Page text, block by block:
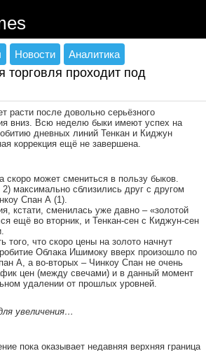
Новости Аналитика
торговля проходит под
расти после довольно серьёзного
вниз. Всю неделю быки имеют успех на
дневных линий Тенкан и Киджун
коррекция ещё не завершена.
скоро может смениться в пользу быков.
максимально сблизились друг с другом
Спан А (1).
кстати, сменилась уже давно – «золотой
ещё во вторник, и Тенкан-сен с Киджун-сен
того, что скоро цены на золото начнут
Облака Ишимоку вверх произошло по
А, а во-вторых – Чинкоу Спан не очень
цен (между свечами) и в данный момент
удалении от прошлых уровней.
увеличения…
пока оказывает недавняя верхняя граница